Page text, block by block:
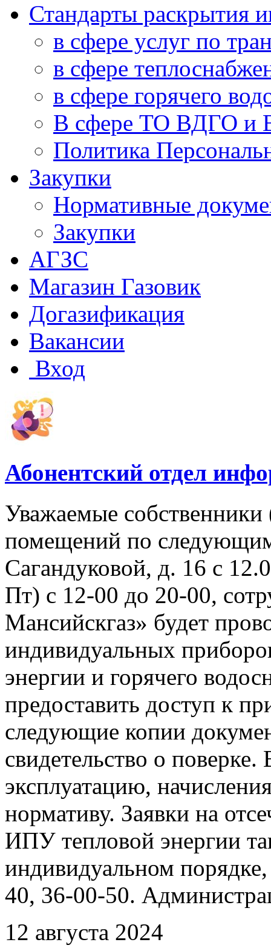
Стандарты раскрытия
в сфере услуг по
в сфере
в сфере горячего
В сфере ТО ВДГО и
Политика
Закупки
Нормативные
Закупки
АГЗС
Магазин Газовик
Догазификация
Вакансии
Вход
Абонентский отдел
Уважаемые
помещений по
Сагандуковой, д. 16 с
Пт) с 12-00 до 20-00,
Мансийскгаз» будет
индивидуальных
энергии и горячего
предоставить доступ к
следующие копии
свидетельство о
эксплуатацию,
нормативу. Заявки на
ИПУ тепловой энергии
индивидуальном
40, 36-00-50.
12 августа 2024